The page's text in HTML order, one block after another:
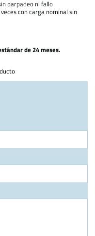
parpadeo ni fallo
con carga nominal sin
de 24 meses.